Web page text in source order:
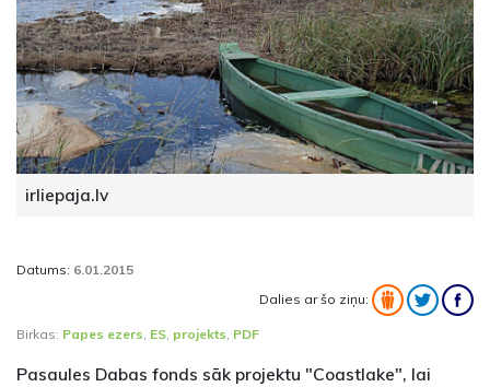
irliepaja.lv
Datums: 6.01.2015
Dalies ar šo ziņu:
Birkas: Papes ezers, ES, projekts, PDF
Pasaules Dabas fonds sāk projektu "Coastlake", lai